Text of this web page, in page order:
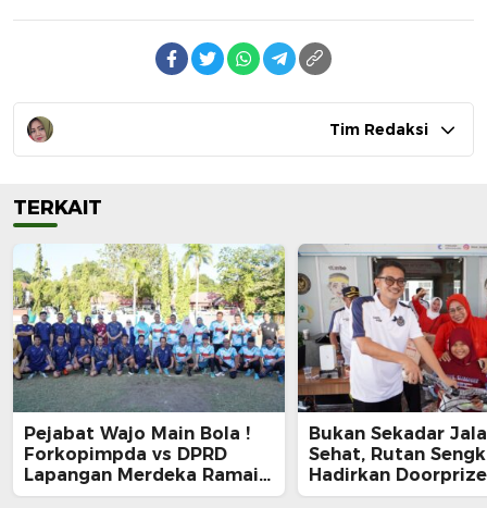
Tim Redaksi
TERKAIT
Pejabat Wajo Main Bola !
Forkopimpda vs DPRD
Lapangan Merdeka Ramai
di HUT RI ke-81
Bukan Sekadar
Sehat, Rutan
Hadirkan
Lomba Semarak